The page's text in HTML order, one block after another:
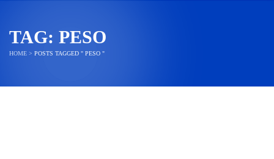
TAG: PESO
HOME > POSTS TAGGED " PESO "